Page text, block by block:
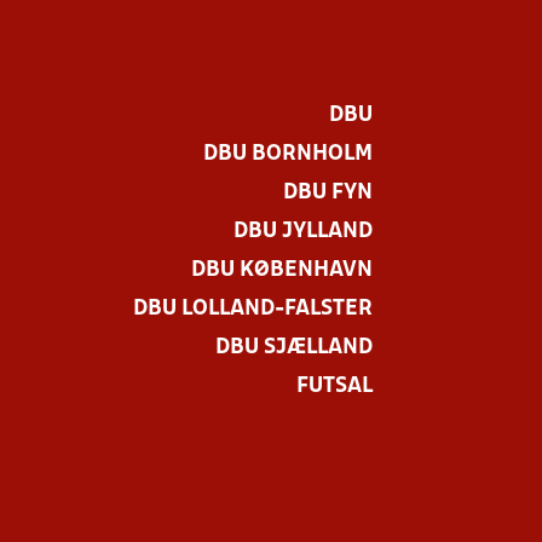
DBU
DBU BORNHOLM
DBU FYN
DBU JYLLAND
DBU KØBENHAVN
DBU LOLLAND-FALSTER
DBU SJÆLLAND
FUTSAL